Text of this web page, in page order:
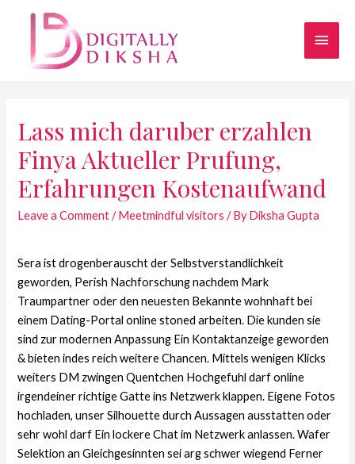
Lass mich daruber erzahlen
Finya Aktueller Prufung,
Erfahrungen Kostenaufwand
Leave a Comment /Meetmindful visitors / ByDiksha Gupta
Sera ist drogenberauscht der Selbstverstandlichkeit
geworden, Perish Nachforschung nachdem Mark
Traumpartner oder den neuesten Bekannte wohnhaft bei
einem Dating-Portal online stoned arbeiten. Die kunden sie
sind zur modernen Anpassung Ein Kontaktanzeige geworden
& bieten indes reich weitere Chancen. Mittels wenigen Klicks
weiters DM zwingen Quentchen Hochgefuhl darf online
irgendeiner richtige Gatte ins Netzwerk klappen. Eigene Fotos
hochladen, unser Silhouette durch Aussagen ausstatten oder
sehr wohl darf Ein lockere Chat im Netzwerk anlassen. Wafer
Selektion an Gleichgesinnten sei arg schwer wiegend Ferner